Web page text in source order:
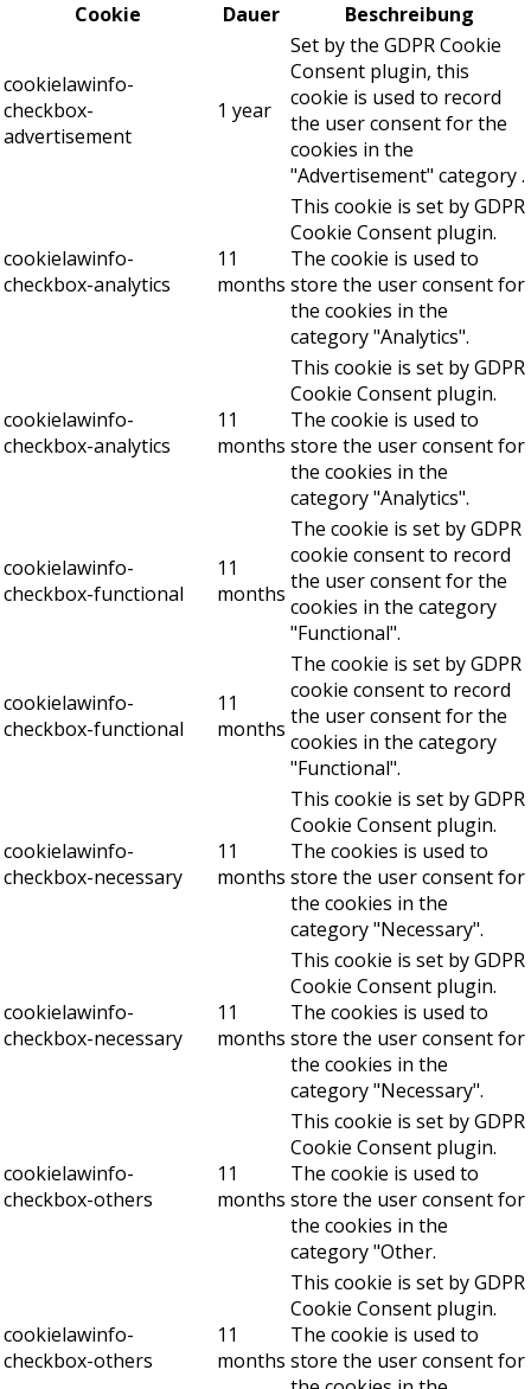
Cookie
Dauer Beschreibung
cookielawinfo-
checkbox-
advertisement
1 year
Set by the GDPR Cookie
Consent plugin, this
cookie is used to record
the user consent for the
cookies in the
"Advertisement" category .
cookielawinfo-
checkbox-analytics
11
months
This cookie is set by GDPR
Cookie Consent plugin.
The cookie is used to
store the user consent for
the cookies in the
category "Analytics".
cookielawinfo-
checkbox-analytics
11
months
This cookie is set by GDPR
Cookie Consent plugin.
The cookie is used to
store the user consent for
the cookies in the
category "Analytics".
cookielawinfo-
checkbox-functional
11
months
The cookie is set by GDPR
cookie consent to record
the user consent for the
cookies in the category
"Functional".
cookielawinfo-
checkbox-functional
11
months
The cookie is set by GDPR
cookie consent to record
the user consent for the
cookies in the category
"Functional".
cookielawinfo-
checkbox-necessary
11
months
This cookie is set by GDPR
Cookie Consent plugin.
The cookies is used to
store the user consent for
the cookies in the
category "Necessary".
cookielawinfo-
checkbox-necessary
11
months
This cookie is set by GDPR
Cookie Consent plugin.
The cookies is used to
store the user consent for
the cookies in the
category "Necessary".
cookielawinfo-
checkbox-others
11
months
This cookie is set by GDPR
Cookie Consent plugin.
The cookie is used to
store the user consent for
the cookies in the
category "Other.
cookielawinfo-
checkbox-others
11
months
This cookie is set by GDPR
Cookie Consent plugin.
The cookie is used to
store the user consent for